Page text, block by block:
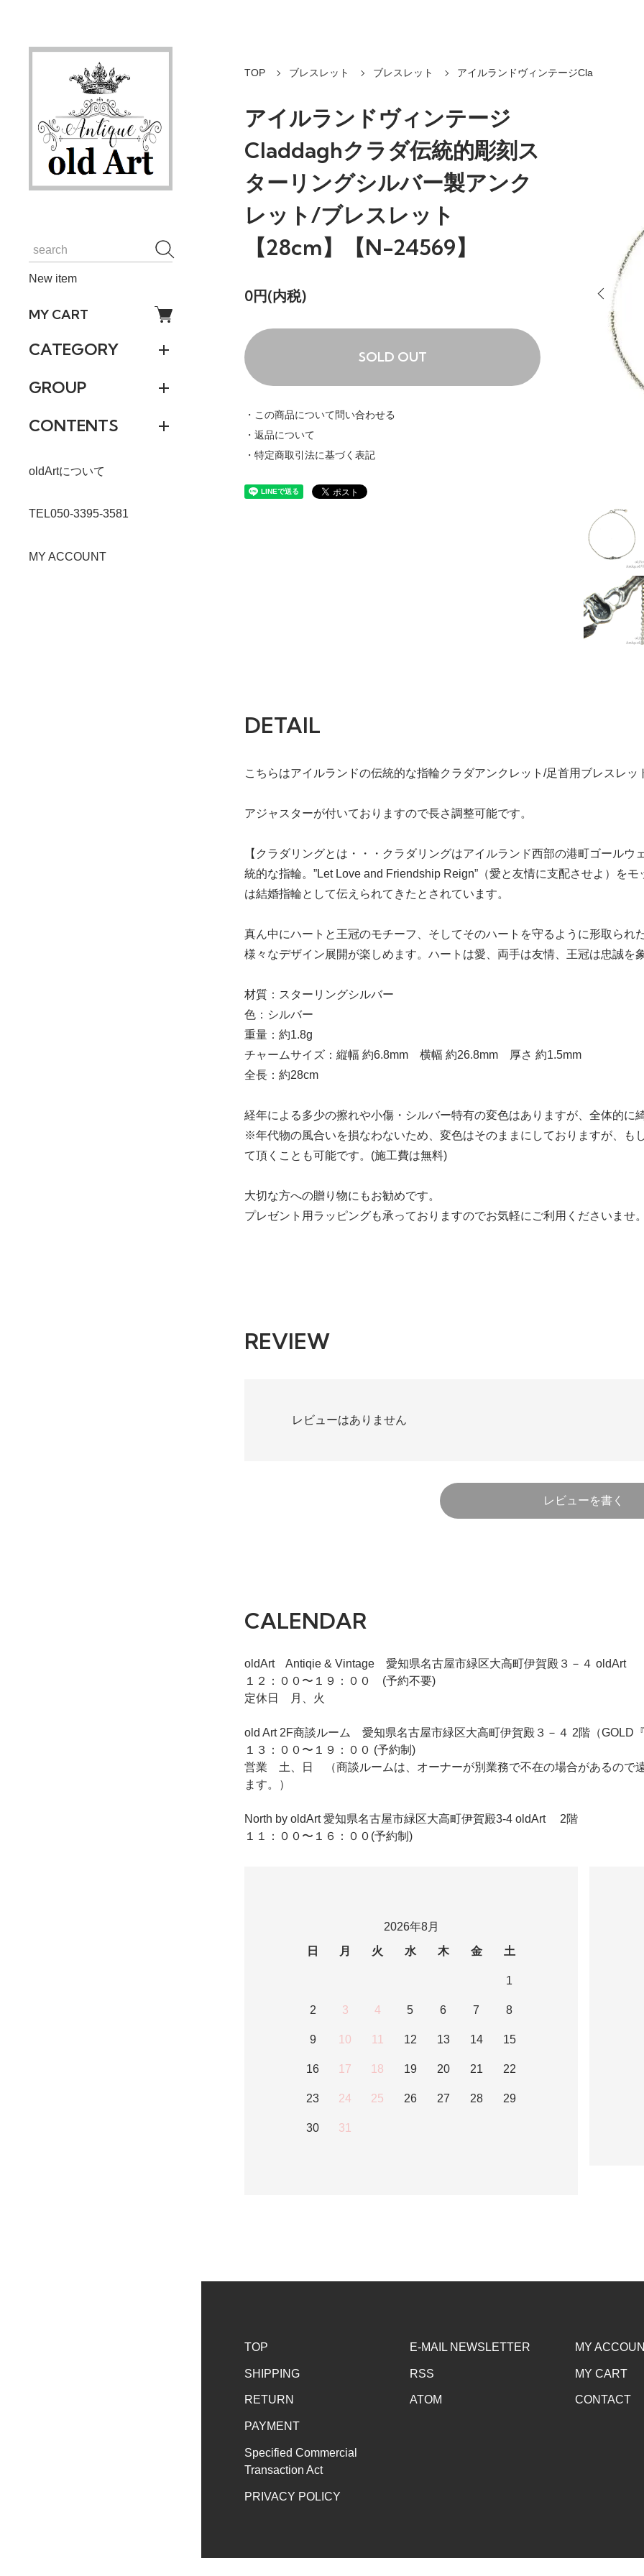
New item
MY CART
CATEGORY
GROUP
CONTENTS
oldArtについて
TEL050-3395-3581
MY ACCOUNT
TOP ブレスレット ブレスレット アイルランドヴィンテージCla
アイルランドヴィンテージ
Claddaghクラダ伝統的彫刻ス
ターリングシルバー製アンク
レット/ブレスレット
【28cm】【N-24569】
0円(内税)
SOLD OUT
・この商品について問い合わせる
・返品について
・特定商取引法に基づく表記
DETAIL
こちらはアイルランドの伝統的な指輪クラダアンクレット/足首用ブレスレ
アジャスターが付いておりますので長さ調整可能です。
【クラダリングとは・・・クラダリングはアイルランド西部の港町ゴール
統的な指輪。”Let Love and Friendship Reign”（愛と友情に支配させよ）を
は結婚指輪として伝えられてきたとされています。
真ん中にハートと王冠のモチーフ、そしてそのハートを守るように形取られ
様々なデザイン展開が楽しめます。ハートは愛、両手は友情、王冠は忠誠を
材質：スターリングシルバー
色：シルバー
重量：約1.8g
チャームサイズ：縦幅 約6.8mm 横幅 約26.8mm 厚さ 約1.5mm
全長：約28cm
経年による多少の擦れや小傷・シルバー特有の変色はありますが、全体的に
※年代物の風合いを損なわないため、変色はそのままにしておりますが、も
て頂くことも可能です。(施工費は無料)
大切な方への贈り物にもお勧めです。
プレゼント用ラッピングも承っておりますのでお気軽にご利用くださいませ
REVIEW
レビューはありません
レビューを書く
CALENDAR
oldArt Antiqie & Vintage 愛知県名古屋市緑区大高町伊賀殿３－４ oldArt
１２：００〜１９：００ (予約不要)
定休日 月、火
old Art 2F商談ルーム 愛知県名古屋市緑区大高町伊賀殿３－４ 2階（GOLD
１３：００〜１９：００ (予約制)
営業 土、日 （商談ルームは、オーナーが別業務で不在の場合があるので
ます。）
North by oldArt 愛知県名古屋市緑区大高町伊賀殿3-4 oldArt 2階
１１：００〜１６：００(予約制)
2026年8月
日
月 火 水 木 金 土
1
2 3 4 5 6 7 8
9 10 11 12 13 14 15
16 17 18 19 20 21 22
23 24 25 26 27 28 29
30 31
TOP
SHIPPING
RETURN
PAYMENT
Specified Commercial
Transaction Act
PRIVACY POLICY
E-MAIL NEWSLETTER
RSS
ATOM
MY
MY CART
CONTACT